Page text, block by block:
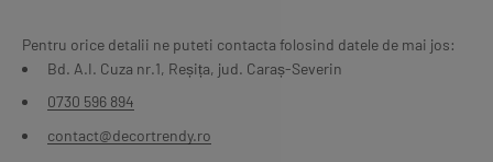
Pentru orice detalii ne puteti contacta folosind datele de mai jos:
Bd. A.I. Cuza nr.1, Reșița, jud. Caraș-Severin
0730 596 894
contact@decortrendy.ro